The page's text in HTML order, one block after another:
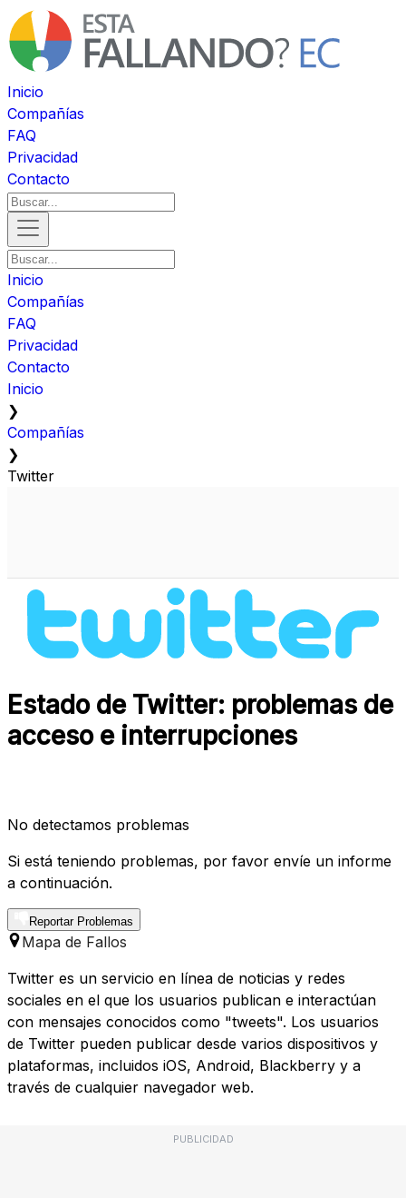
Inicio
Compañías
FAQ
Privacidad
Contacto
Inicio
Compañías
FAQ
Privacidad
Contacto
Inicio
❯
Compañías
❯
Twitter
Estado de Twitter: problemas de
acceso e interrupciones
No detectamos problemas
Si está teniendo problemas, por favor envíe un informe
a continuación.
Reportar Problemas
Mapa de Fallos
Twitter es un servicio en línea de noticias y redes
sociales en el que los usuarios publican e interactúan
con mensajes conocidos como "tweets". Los usuarios
de Twitter pueden publicar desde varios dispositivos y
plataformas, incluidos iOS, Android, Blackberry y a
través de cualquier navegador web.
PUBLICIDAD